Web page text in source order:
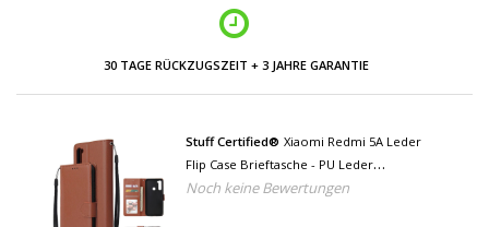
NIEDRIGE PREISE UND GROSSE AUSWAHL
Stuff Certified® Xiaomi Redmi 5A Leder
Flip Case Brieftasche - PU Leder
Brieftasche Abdeckung Cas Case Brown
Noch keine Bewertungen